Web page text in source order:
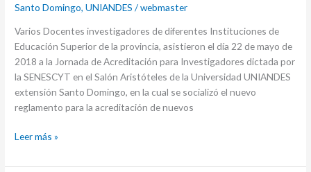
Santo Domingo,UNIANDES /webmaster
Varios Docentes investigadores de diferentes Instituciones de
Educación Superior de la provincia, asistieron el día 22 de mayo de
2018 a la Jornada de Acreditación para Investigadores dictada por
la SENESCYT en el Salón Aristóteles de la Universidad UNIANDES
extensión Santo Domingo, en la cual se socializó el nuevo
reglamento para la acreditación de nuevos
para
Leer más »